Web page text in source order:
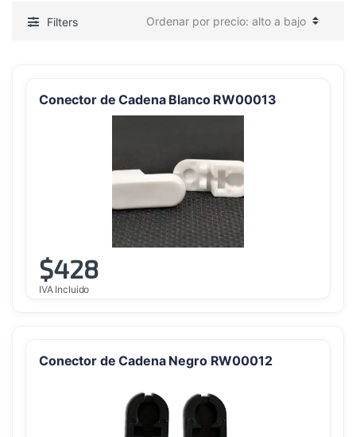
precio:
Filters
Conector de Cadena Blanco RW00013
$428
IVA Incluido
Conector de Cadena Negro RW00012